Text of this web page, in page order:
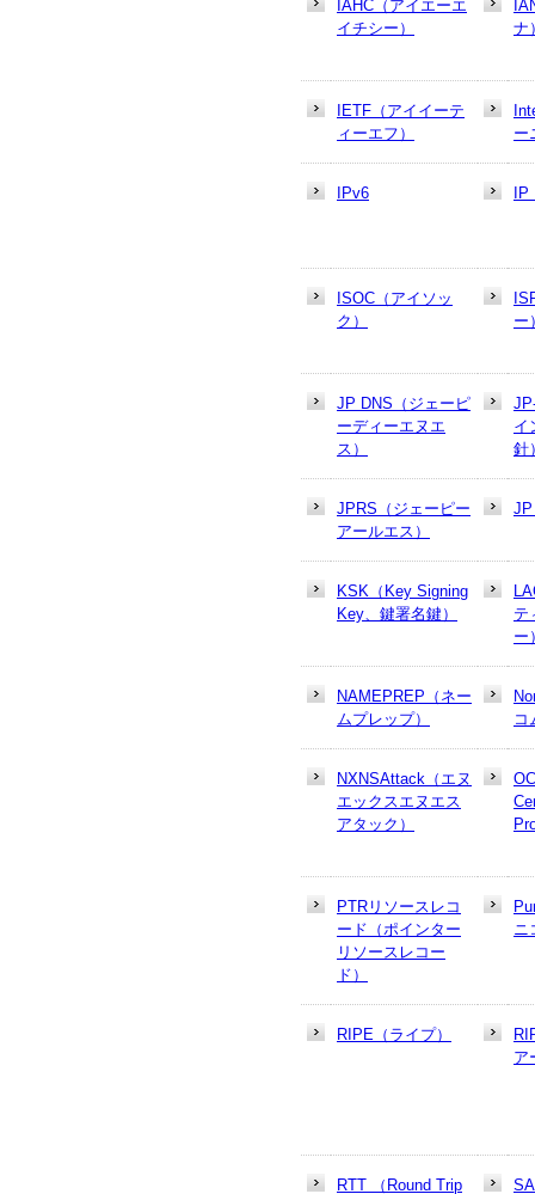
IAHC（アイエーエ
イチシー）
ナ
IETF（アイイーテ
ィーエフ）
ー
IPv6
ISOC（アイソッ
ク）
ー
JP DNS（ジェーピ
ーディーエヌエ
ス）
イ
針
JPRS（ジェーピー
アールエス）
JP
KSK（Key Signing
Key、鍵署名鍵）
テ
ー
NAMEPREP（ネー
ムプレップ）
コ
NXNSAttack（エヌ
エックスエヌエス
アタック）
PTRリソースレコ
ード（ポインター
リソースレコー
ド）
ニ
RIPE（ライプ）
ア
RTT （Round Trip